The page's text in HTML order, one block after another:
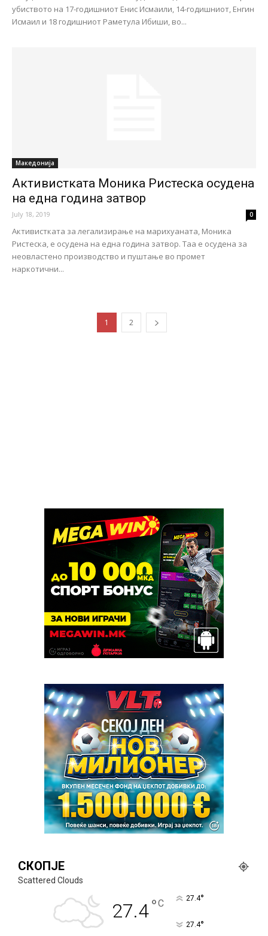
убиството на 17-годишниот Енис Исмаили, 14-годишниот, Енгин
Исмаил и 18 годишниот Раметула Ибиши, во...
Македонија
Активистката Моника Ристеска осудена
на една година затвор
July 18, 2019 0
Активистката за легализирање на марихуаната, Моника
Ристеска, е осудена на една година затвор. Таа е осудена за
неовластено производство и пуштање во промет
наркотични...
1 2
СКОПЈЕ
Scattered Clouds
27.4°C 27.4°
27.4°